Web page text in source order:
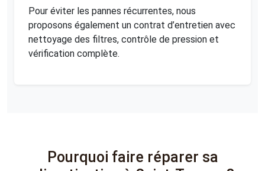
Pour éviter les pannes récurrentes, nous
proposons également un contrat d’entretien avec
nettoyage des filtres, contrôle de pression et
vérification complète.
Pourquoi faire réparer sa